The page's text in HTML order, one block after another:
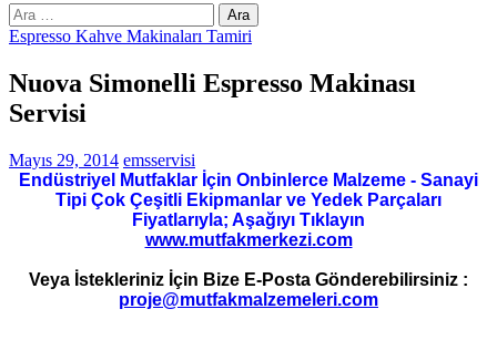
Arama:
Espresso Kahve Makinaları Tamiri
Nuova Simonelli Espresso Makinası
Servisi
Mayıs 29, 2014 emsservisi
Endüstriyel Mutfaklar İçin Onbinlerce Malzeme - Sanayi
Tipi Çok Çeşitli Ekipmanlar ve Yedek Parçaları
Fiyatlarıyla; Aşağıyı Tıklayın
www.mutfakmerkezi.com
Veya İstekleriniz İçin Bize E-Posta Gönderebilirsiniz :
proje@mutfakmalzemeleri.com